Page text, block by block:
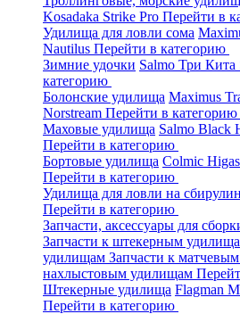
Kosadaka Strike Pro Перейти в
Удилища для ловли сома
Nautilus Перейти в категорию
Зимние удочки Salmo Три Кита
категорию
Болонские удилища Maximus
Norstream Перейти в категорию
Маховые удилища Salmo Black
Перейти в категорию
Бортовые удилища Colmic
Перейти в категорию
Удилища для ловли на
Перейти в категорию
Запчасти, аксессуары для
Запчасти к штекерным
удилищам Запчасти к
нахлыстовым удилищам
Штекерные удилища Flagman
Перейти в категорию